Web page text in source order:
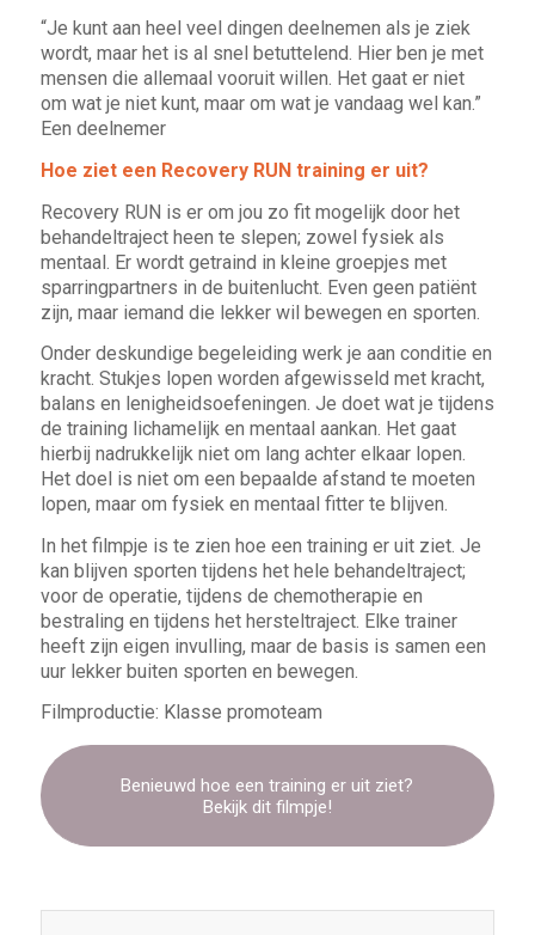
“Je kunt aan heel veel dingen deelnemen als je ziek
wordt, maar het is al snel betuttelend. Hier ben je met
mensen die allemaal vooruit willen. Het gaat er niet
om wat je niet kunt, maar om wat je vandaag wel kan.”
Een deelnemer
Hoe ziet een Recovery RUN training er uit?
Recovery RUN is er om jou zo fit mogelijk door het
behandeltraject heen te slepen; zowel fysiek als
mentaal. Er wordt getraind in kleine groepjes met
sparringpartners in de buitenlucht. Even geen patiënt
zijn, maar iemand die lekker wil bewegen en sporten.
Onder deskundige begeleiding werk je aan conditie en
kracht. Stukjes lopen worden afgewisseld met kracht,
balans en lenigheidsoefeningen. Je doet wat je tijdens
de training lichamelijk en mentaal aankan. Het gaat
hierbij nadrukkelijk niet om lang achter elkaar lopen.
Het doel is niet om een bepaalde afstand te moeten
lopen, maar om fysiek en mentaal fitter te blijven.
In het filmpje is te zien hoe een training er uit ziet. Je
kan blijven sporten tijdens het hele behandeltraject;
voor de operatie, tijdens de chemotherapie en
bestraling en tijdens het hersteltraject. Elke trainer
heeft zijn eigen invulling, maar de basis is samen een
uur lekker buiten sporten en bewegen.
Filmproductie: Klasse promoteam
Benieuwd hoe een training er uit ziet?
Bekijk dit filmpje!